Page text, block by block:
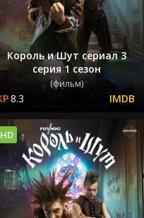
Король и Шут сериал 3
серия 1 сезон
(фильм)
8.3
HD